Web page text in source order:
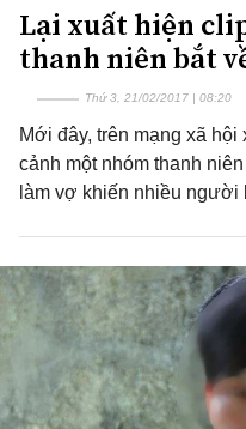
Lại xuất hiện
thanh niên bắt
Thứ 3, 21/02/2017 | 08:20
Mới đây, trên mạng xã
cảnh một nhóm thanh
làm vợ khiến nhiều người